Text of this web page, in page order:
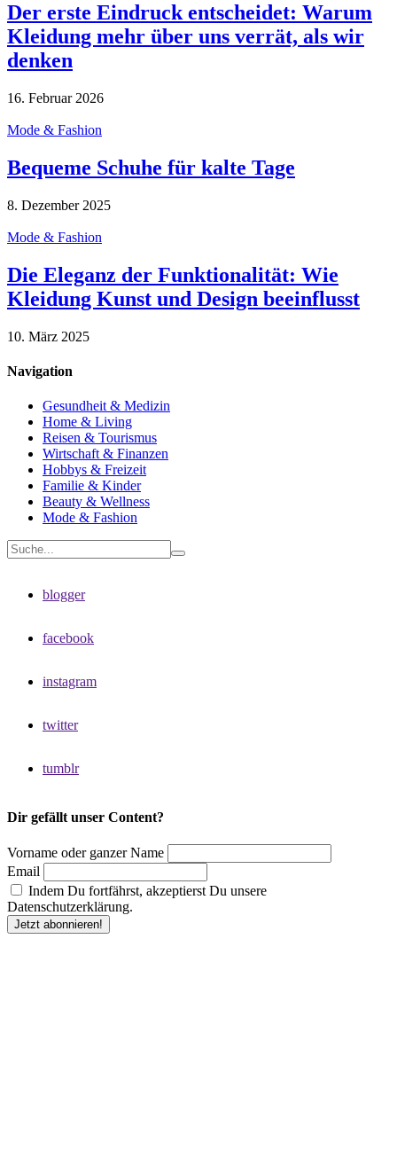
Der erste Eindruck entscheidet: Warum
Kleidung mehr über uns verrät, als wir
denken
16. Februar 2026
Mode & Fashion
Bequeme Schuhe für kalte Tage
8. Dezember 2025
Mode & Fashion
Die Eleganz der Funktionalität: Wie
Kleidung Kunst und Design beeinflusst
10. März 2025
Navigation
Gesundheit & Medizin
Home & Living
Reisen & Tourismus
Wirtschaft & Finanzen
Hobbys & Freizeit
Familie & Kinder
Beauty & Wellness
Mode & Fashion
blogger
facebook
instagram
twitter
tumblr
Dir gefällt unser Content?
Vorname oder ganzer Name
Email
Indem Du fortfährst, akzeptierst Du unsere
Datenschutzerklärung.